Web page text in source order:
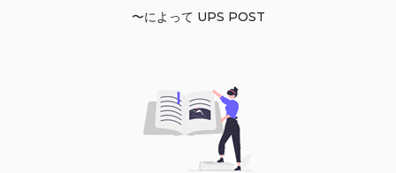
〜によって UPS POST